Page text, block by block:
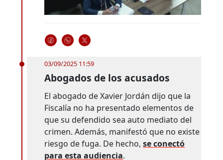
03/09/2025 11:59
Abogados de los acusados
El abogado de Xavier Jordán dijo que la
Fiscalía no ha presentado elementos de
que su defendido sea auto mediato del
crimen. Además, manifestó que no existe
riesgo de fuga. De hecho,se conectó
para esta audiencia.